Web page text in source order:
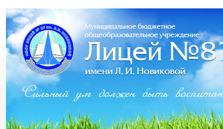
Сильный ум должен быть